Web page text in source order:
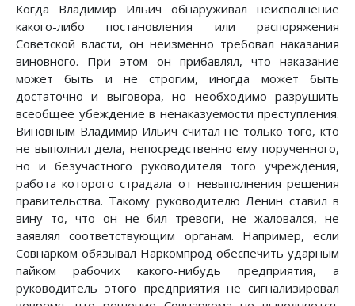
Когда Владимир Ильич обнаруживал неисполнение
какого-либо постановления или распоряжения
Советской власти, он неизменно требовал наказания
виновного. При этом он прибавлял, что наказание
может быть и не строгим, иногда может быть
достаточно и выговора, но необходимо разрушить
всеобщее убеждение в ненаказуемости преступления.
Виновным Владимир Ильич считал не только того, кто
не выполнил дела, непосредственно ему порученного,
но и безучастного руководителя того учреждения,
работа которого страдала от невыполнения решения
правительства. Такому руководителю Ленин ставил в
вину то, что он не бил тревоги, не жаловался, не
заявлял соответствующим органам. Например, если
Совнарком обязывал Наркомпрод обеспечить ударным
пайком рабочих какого-нибудь предприятия, а
руководитель этого предприятия не сигнализировал